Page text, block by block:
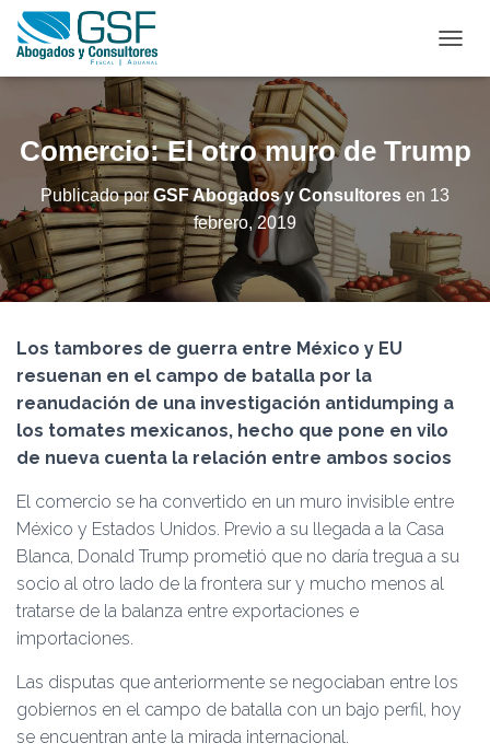
A
A
D
O
D
E
G
N
Comercio: El otro muro de Trump
Publicado porGSF Abogados y Consultores en 13
febrero, 2019
Los tambores de guerra entre México y EU
resuenan en el campo de batalla por la
reanudación de una investigación antidumping a
los tomates mexicanos, hecho que pone en vilo
de nueva cuenta la relación entre ambos socios
El comercio se ha convertido en un muro invisible entre
México y Estados Unidos. Previo a su llegada a la Casa
Blanca, Donald Trump prometió que no daría tregua a su
socio al otro lado de la frontera sur y mucho menos al
tratarse de la balanza entre exportaciones e
importaciones.
Las disputas que anteriormente se negociaban entre los
gobiernos en el campo de batalla con un bajo perfil, hoy
se encuentran ante la mirada internacional.